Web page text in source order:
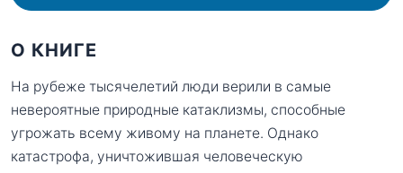
О КНИГЕ
На рубеже тысячелетий люди верили в самые
невероятные природные катаклизмы, способные
угрожать всему живому на планете. Однако
катастрофа, уничтожившая человеческую